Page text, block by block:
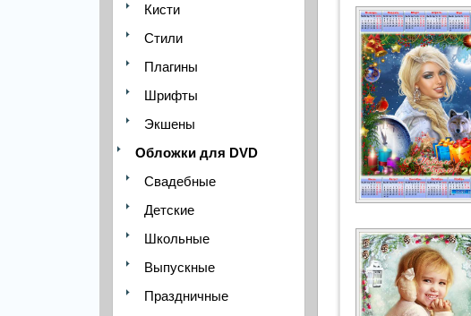
Кисти
Стили
Плагины
Шрифты
Экшены
Обложки для DVD
Свадебные
Детские
Школьные
Выпускные
Праздничные